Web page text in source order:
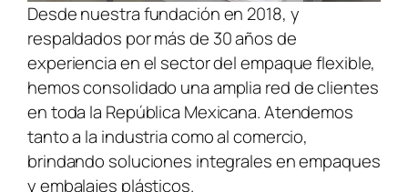
Desde nuestra fundación en 2018, y
respaldados por más de 30 años de
experiencia en el sector del empaque flexible,
hemos consolidado una amplia red de clientes
en toda la República Mexicana. Atendemos
tanto a la industria como al comercio,
brindando soluciones integrales en empaques
y embalajes plásticos.